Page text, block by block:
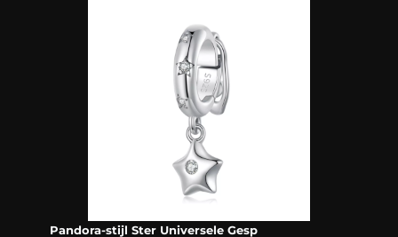
Pandora-stijl Ster Universele Gesp